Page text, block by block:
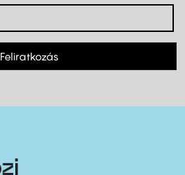
Feliratkozás